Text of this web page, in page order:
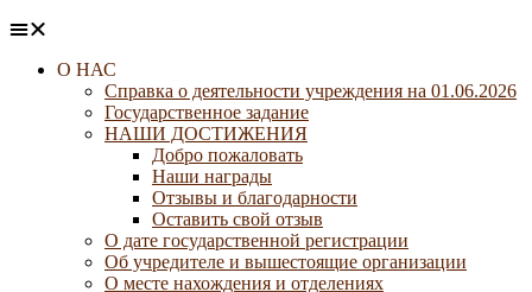
О НАС
Справка о деятельности учреждения на 01.06.2026
Государственное задание
НАШИ ДОСТИЖЕНИЯ
Добро пожаловать
Наши награды
Отзывы и благодарности
Оставить свой отзыв
О дате государственной регистрации
Об учредителе и вышестоящие организации
О месте нахождения и отделениях